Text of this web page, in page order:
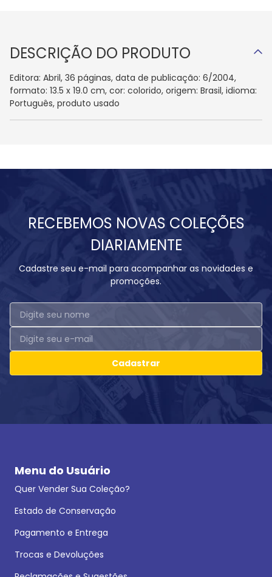
DESCRIÇÃO DO PRODUTO
Editora: Abril, 36 páginas, data de publicação: 6/2004,
formato: 13.5 x 19.0 cm, cor: colorido, origem: Brasil, idioma:
Português, produto usado
RECEBEMOS NOVAS COLEÇÕES
DIARIAMENTE
Cadastre seu e-mail para acompanhar as novidades e
promoções.
Cadastrar
Menu do Usuário
Quer Vender Sua Coleção?
Estado de Conservação
Pagamento e Entrega
Trocas e Devoluções